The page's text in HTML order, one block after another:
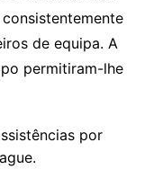
de equipa. A
permitiram-lhe
por